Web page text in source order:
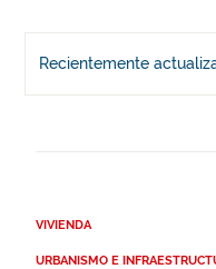
Recientemente
VIVIENDA
URBANISMO E